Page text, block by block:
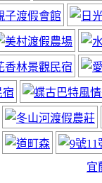
宜